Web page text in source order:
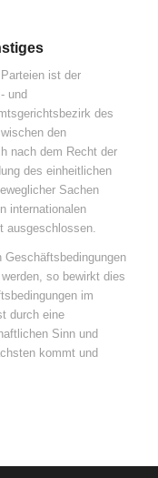
ist der
und
des
den
nach dem Recht der
des einheitlichen
Sachen
internationalen
ausgeschlossen.
Geschäftsbedingungen
so bewirkt dies
im
durch eine
Sinn und
kommt und